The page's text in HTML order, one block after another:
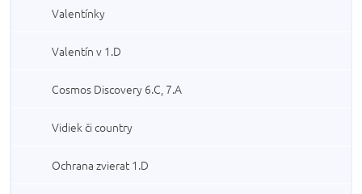
Valentínky
Valentín v 1.D
Cosmos Discovery 6.C, 7.A
Vidiek či country
Ochrana zvierat 1.D